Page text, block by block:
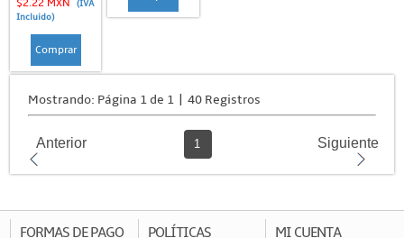
$2.22 MXN
(IVA
Incluido)
Comprar
Mostrando: Página 1 de 1 | 40 Registros
Anterior 1 Siguiente
FORMAS DE PAGO POLÍTICAS MI CUENTA